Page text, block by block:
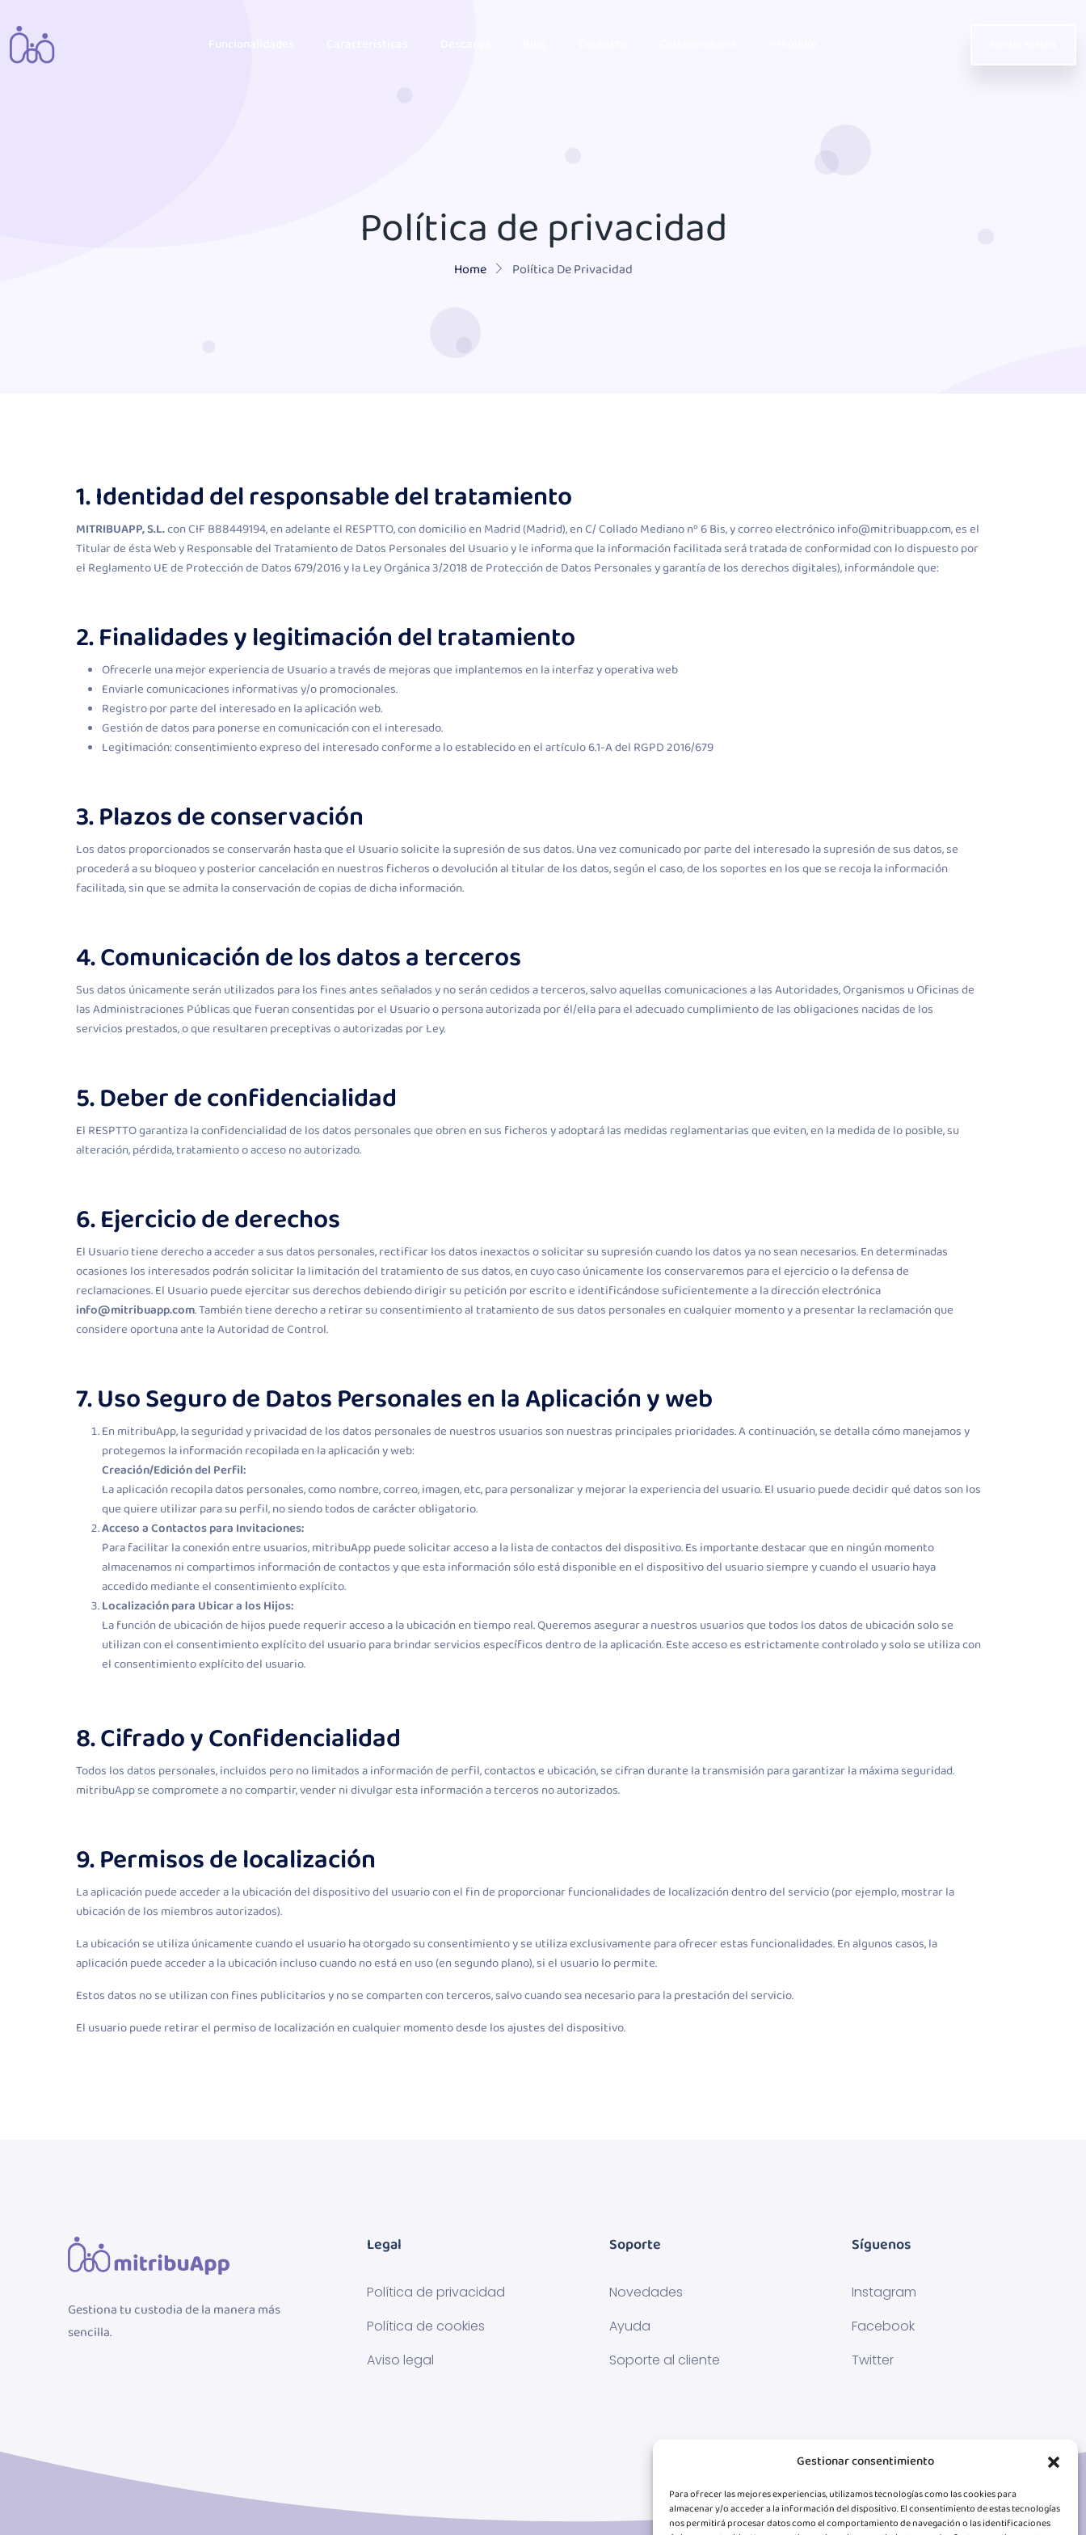
Gestionar consentimiento
Para ofrecer las mejores experiencias, utilizamos tecnologías como las cookies para
almacenar y/o acceder a la información del dispositivo. El consentimiento de estas tecnologías
nos permitirá procesar datos como el comportamiento de navegación o las identificaciones
Funcionalidades
Política de privacidad
Home Política De Privacidad
1. Identidad del responsable del tratamiento
MITRIBUAPP, S.L.con CIF B88449194, en adelante el RESPTTO, con domicilio en Madrid (Madrid), en C/ Collado Mediano nº 6 Bis, y correo electrónico info@mitribuapp.com, es el
Titular de ésta Web y Responsable del Tratamiento de Datos Personales del Usuario y le informa que la información facilitada será tratada de conformidad con lo dispuesto por
el Reglamento UE de Protección de Datos 679/2016 y la Ley Orgánica 3/2018 de Protección de Datos Personales y garantía de los derechos digitales), informándole que:
2. Finalidades y legitimación del tratamiento
Ofrecerle una mejor experiencia de Usuario a través de mejoras que implantemos en la interfaz y operativa web
Enviarle comunicaciones informativas y/o promocionales.
Registro por parte del interesado en la aplicación web.
Gestión de datos para ponerse en comunicación con el interesado.
Legitimación: consentimiento expreso del interesado conforme a lo establecido en el artículo 6.1-A del RGPD 2016/679
3. Plazos de conservación
Los datos proporcionados se conservarán hasta que el Usuario solicite la supresión de sus datos. Una vez comunicado por parte del interesado la supresión de sus datos, se
procederá a su bloqueo y posterior cancelación en nuestros ficheros o devolución al titular de los datos, según el caso, de los soportes en los que se recoja la información
facilitada, sin que se admita la conservación de copias de dicha información.
4. Comunicación de los datos a terceros
Sus datos únicamente serán utilizados para los fines antes señalados y no serán cedidos a terceros, salvo aquellas comunicaciones a las Autoridades, Organismos u Oficinas de
las Administraciones Públicas que fueran consentidas por el Usuario o persona autorizada por él/ella para el adecuado cumplimiento de las obligaciones nacidas de los
servicios prestados, o que resultaren preceptivas o autorizadas por Ley.
5. Deber de confidencialidad
El RESPTTO garantiza la confidencialidad de los datos personales que obren en sus ficheros y adoptará las medidas reglamentarias que eviten, en la medida de lo posible, su
alteración, pérdida, tratamiento o acceso no autorizado.
6. Ejercicio de derechos
El Usuario tiene derecho a acceder a sus datos personales, rectificar los datos inexactos o solicitar su supresión cuando los datos ya no sean necesarios. En determinadas
ocasiones los interesados podrán solicitar la limitación del tratamiento de sus datos, en cuyo caso únicamente los conservaremos para el ejercicio o la defensa de
reclamaciones. El Usuario puede ejercitar sus derechos debiendo dirigir su petición por escrito e identificándose suficientemente a la dirección electrónica
info@mitribuapp.com. También tiene derecho a retirar su consentimiento al tratamiento de sus datos personales en cualquier momento y a presentar la reclamación que
considere oportuna ante la Autoridad de Control.
7. Uso Seguro de Datos Personales en la Aplicación y web
En mitribuApp, la seguridad y privacidad de los datos personales de nuestros usuarios son nuestras principales prioridades. A continuación, se detalla cómo manejamos y
protegemos la información recopilada en la aplicación y web:
Creación/Edición del Perfil:
La aplicación recopila datos personales, como nombre, correo, imagen, etc, para personalizar y mejorar la experiencia del usuario. El usuario puede decidir qué datos son los
que quiere utilizar para su perfil, no siendo todos de carácter obligatorio.
Acceso a Contactos para Invitaciones:
Para facilitar la conexión entre usuarios, mitribuApp puede solicitar acceso a la lista de contactos del dispositivo. Es importante destacar que en ningún momento
almacenamos ni compartimos información de contactos y que esta información sólo está disponible en el dispositivo del usuario siempre y cuando el usuario haya
accedido mediante el consentimiento explícito.
Localización para Ubicar a los Hijos:
La función de ubicación de hijos puede requerir acceso a la ubicación en tiempo real. Queremos asegurar a nuestros usuarios que todos los datos de ubicación solo se
utilizan con el consentimiento explícito del usuario para brindar servicios específicos dentro de la aplicación. Este acceso es estrictamente controlado y solo se utiliza con
el consentimiento explícito del usuario.
8. Cifrado y Confidencialidad
Todos los datos personales, incluidos pero no limitados a información de perfil, contactos e ubicación, se cifran durante la transmisión para garantizar la máxima seguridad.
mitribuApp se compromete a no compartir, vender ni divulgar esta información a terceros no autorizados.
9. Permisos de localización
La aplicación puede acceder a la ubicación del dispositivo del usuario con el fin de proporcionar funcionalidades de localización dentro del servicio (por ejemplo, mostrar la
ubicación de los miembros autorizados).
La ubicación se utiliza únicamente cuando el usuario ha otorgado su consentimiento y se utiliza exclusivamente para ofrecer estas funcionalidades. En algunos casos, la
aplicación puede acceder a la ubicación incluso cuando no está en uso (en segundo plano), si el usuario lo permite.
Estos datos no se utilizan con fines publicitarios y no se comparten con terceros, salvo cuando sea necesario para la prestación del servicio.
El usuario puede retirar el permiso de localización en cualquier momento desde los ajustes del dispositivo.
Gestiona tu custodia de la manera más
sencilla.
Legal
Política de privacidad
Política de cookies
Aviso legal
Soporte
Novedades
Ayuda
Soporte al cliente
Síguenos
Instagram
Facebook
Twitter